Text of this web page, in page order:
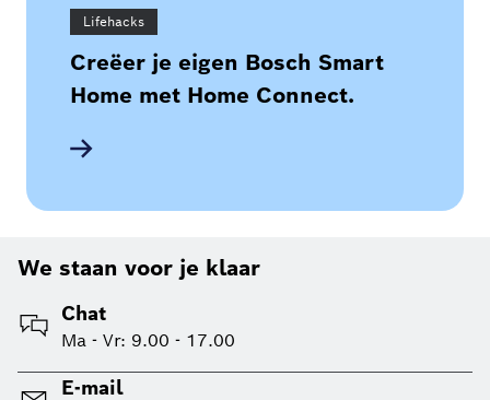
Lifehacks
Creëer je eigen Bosch Smart
Home met Home Connect.
We staan voor je klaar
Chat
Ma - Vr: 9.00 - 17.00
E-mail